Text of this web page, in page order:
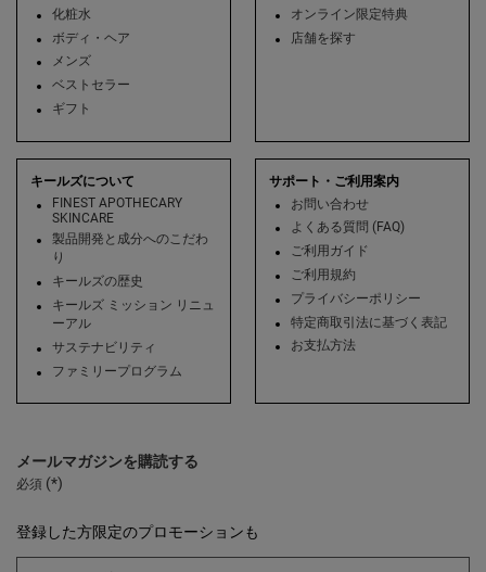
化粧水
ボディ・ヘア
メンズ
ベストセラー
ギフト
オンライン限定特典
店舗を探す
キールズについて
FINEST APOTHECARY
SKINCARE
製品開発と成分へのこだわ
り
キールズの歴史
キールズ ミッション リニュ
ーアル
サステナビリティ
ファミリープログラム
サポート・ご利用案内
お問い合わせ
よくある質問 (FAQ)
ご利用ガイド
ご利用規約
プライバシーポリシー
特定商取引法に基づく表記
お支払方法
メールマガジンを購読する
必須 (*)
登録した方限定のプロモーションも